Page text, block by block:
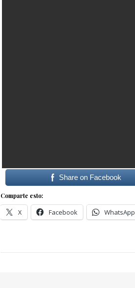
Share on Facebook
Comparte esto:
X Facebook WhatsApp